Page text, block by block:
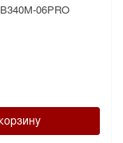
06PRO